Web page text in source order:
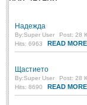
Пилето
Post: 28 Юни 2018
СПОДЕЛЕНО
Надежда
By:Super User
Post: 28
Hits: 6963
READ
Щастието
By:Super User
Post: 28
Hits: 8690
READ